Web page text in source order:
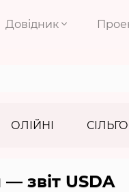
Довідник
ОЛІЙНІ
звіт USDA